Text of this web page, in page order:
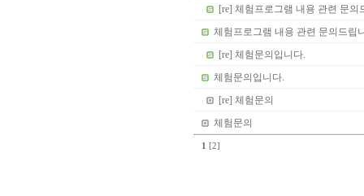
[re] 체험프로그램 내용 관련 문의
체험프로그램 내용 관련 문의드립
[re] 체험문의입니다.
체험문의입니다.
[re] 체험문의
체험문의
1 [2]